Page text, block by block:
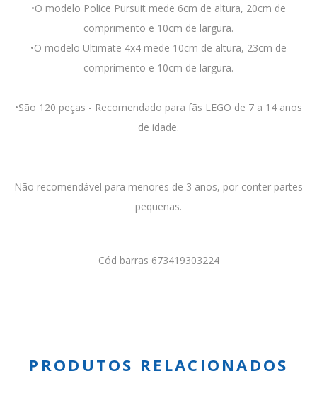
•O modelo Police Pursuit mede 6cm de altura, 20cm de
comprimento e 10cm de largura.
•O modelo Ultimate 4x4 mede 10cm de altura, 23cm de
comprimento e 10cm de largura.
•São 120 peças - Recomendado para fãs LEGO de 7 a 14 anos
de idade.
Não recomendável para menores de 3 anos, por conter partes
pequenas.
Cód barras 673419303224
PRODUTOS RELACIONADOS